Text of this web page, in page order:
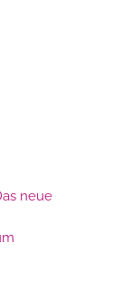
neue